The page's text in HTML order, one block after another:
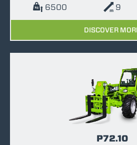
6500 9
DISCOVER
P72.10